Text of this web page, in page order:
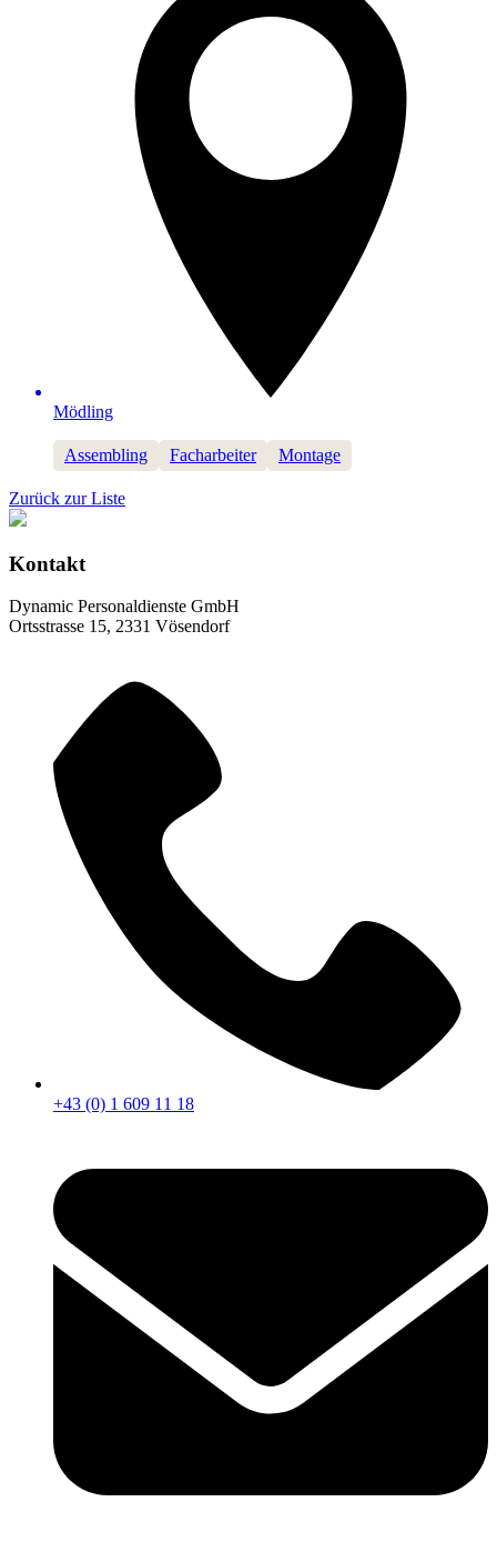
Mödling
Assembling Facharbeiter Montage
Zurück zur Liste
Kontakt
Dynamic Personaldienste GmbH
Ortsstrasse 15, 2331 Vösendorf
+43 (0) 1 609 11 18